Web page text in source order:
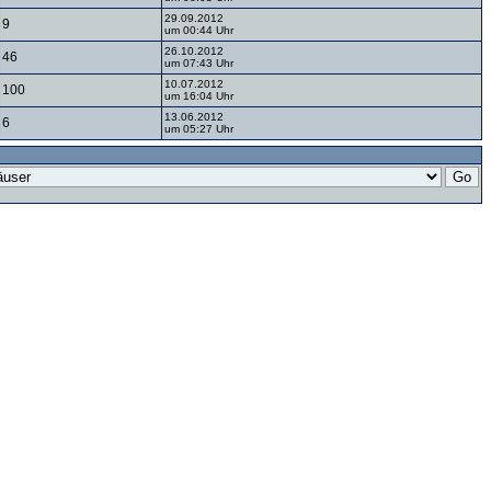
9
29.09.2012
um 00:44 Uhr
46
26.10.2012
um 07:43 Uhr
100
10.07.2012
um 16:04 Uhr
6
13.06.2012
um 05:27 Uhr